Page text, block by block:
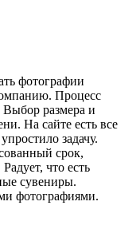
фотографии
Процесс
размера и
На сайте есть все
задачу.
срок,
что есть
сувениры.
фотографиями.